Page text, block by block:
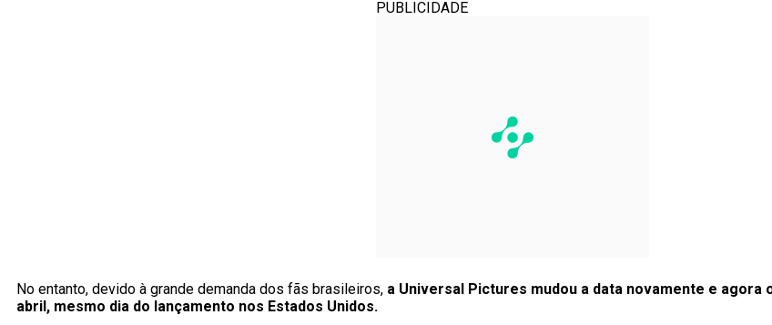
PUBLICIDADE
No entanto, devido à grande demanda dos fãs brasileiros, a Universal Pictures mudou a data novamente e agora
abril, mesmo dia do lançamento nos Estados Unidos.